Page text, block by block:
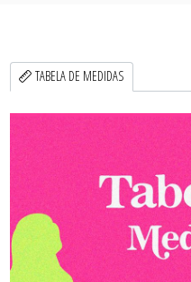
TABELA DE MEDIDAS